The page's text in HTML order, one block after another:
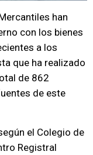
han
con los bienes
a los
que ha realizado
de 862
de este
el Colegio de
Registral